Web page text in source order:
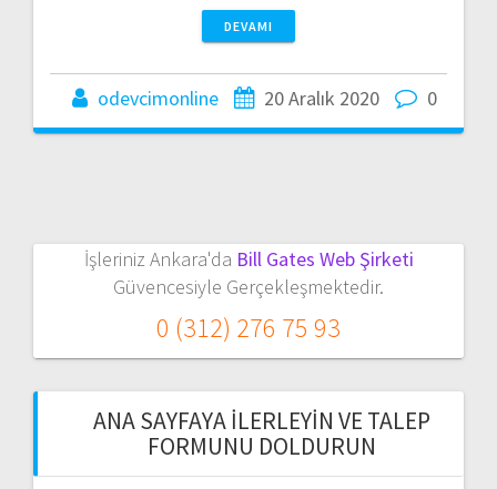
DEVAMI
odevcimonline 20 Aralık 2020 0
İşleriniz Ankara'da Bill Gates Web Şirketi
Güvencesiyle Gerçekleşmektedir.
0 (312) 276 75 93
ANA SAYFAYA İLERLEYIN VE TALEP
FORMUNU DOLDURUN